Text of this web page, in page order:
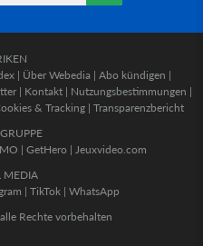
| Über Webedia | Abo kündigen |
| Kontakt | Nutzungsbestimmungen |
& Tracking | Transparenzbericht
| GetHero | Jeuxvideo.com
MEDIA
| TikTok | WhatsApp
Rechte vorbehalten